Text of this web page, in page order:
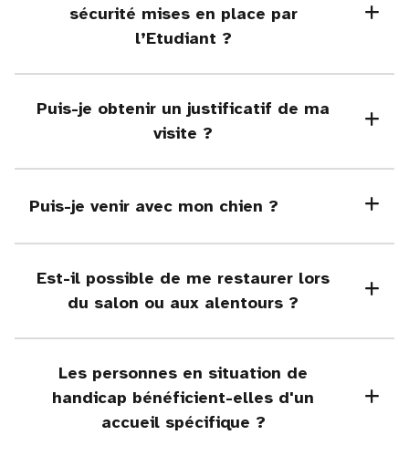
sécurité mises en place par
l’Etudiant ?
Puis-je obtenir un justificatif de ma
visite ?
Puis-je venir avec mon chien ?
Est-il possible de me restaurer lors
du salon ou aux alentours ?
Les personnes en situation de
handicap bénéficient-elles d'un
accueil spécifique ?